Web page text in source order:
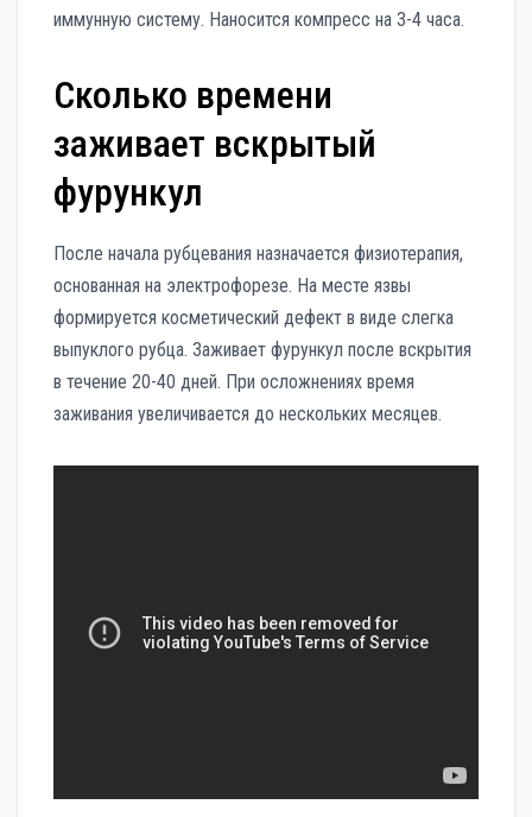
иммунную систему. Наносится компресс на 3-4 часа.
Сколько времени
заживает вскрытый
фурункул
После начала рубцевания назначается физиотерапия,
основанная на электрофорезе. На месте язвы
формируется косметический дефект в виде слегка
выпуклого рубца. Заживает фурункул после вскрытия
в течение 20-40 дней. При осложнениях время
заживания увеличивается до нескольких месяцев.